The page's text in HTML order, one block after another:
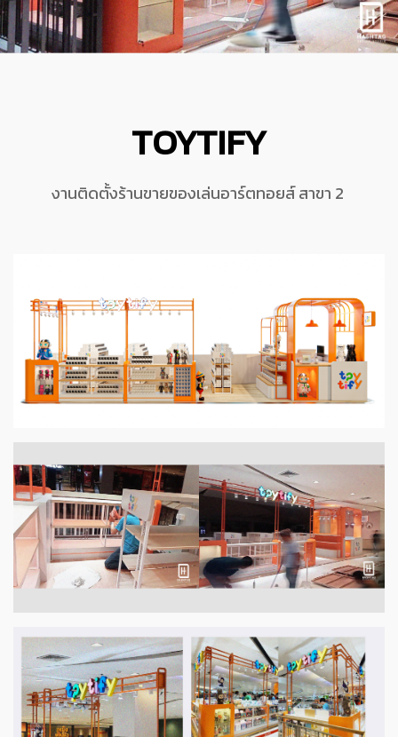
TOYTIFY
งานติดตั้งร้านขายของเล่นอาร์ตทอยส์สาขา 2